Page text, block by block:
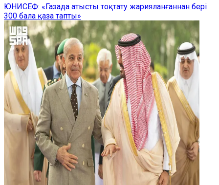
ЮНИСЕФ: «Газада атысты тоқтату жарияланғаннан бері
300 бала қаза тапты»